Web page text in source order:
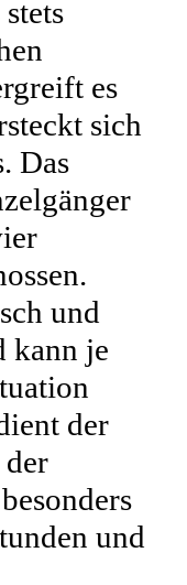
es
sich
Das
und
kann je
der
und